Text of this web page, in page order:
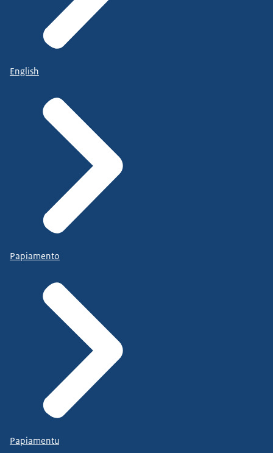
English
Papiamento
Papiamentu